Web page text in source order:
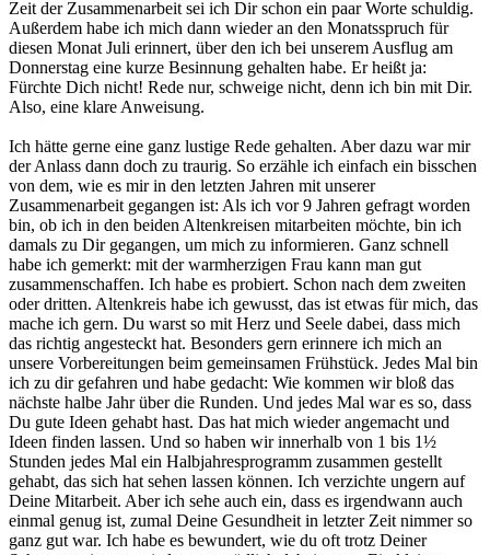
Zeit der Zusammenarbeit sei ich Dir schon ein paar Worte schuldig.
Außerdem habe ich mich dann wieder an den Monatsspruch für
diesen Monat Juli erinnert, über den ich bei unserem Ausflug am
Donnerstag eine kurze Besinnung gehalten habe. Er heißt ja:
Fürchte Dich nicht! Rede nur, schweige nicht, denn ich bin mit Dir.
Also, eine klare Anweisung.
Ich hätte gerne eine ganz lustige Rede gehalten. Aber dazu war mir
der Anlass dann doch zu traurig. So erzähle ich einfach ein bisschen
von dem, wie es mir in den letzten Jahren mit unserer
Zusammenarbeit gegangen ist: Als ich vor 9 Jahren gefragt worden
bin, ob ich in den beiden Altenkreisen mitarbeiten möchte, bin ich
damals zu Dir gegangen, um mich zu informieren. Ganz schnell
habe ich gemerkt: mit der warmherzigen Frau kann man gut
zusammenschaffen. Ich habe es probiert. Schon nach dem zweiten
oder dritten. Altenkreis habe ich gewusst, das ist etwas für mich, das
mache ich gern. Du warst so mit Herz und Seele dabei, dass mich
das richtig angesteckt hat. Besonders gern erinnere ich mich an
unsere Vorbereitungen beim gemeinsamen Frühstück. Jedes Mal bin
ich zu dir gefahren und habe gedacht: Wie kommen wir bloß das
nächste halbe Jahr über die Runden. Und jedes Mal war es so, dass
Du gute Ideen gehabt hast. Das hat mich wieder angemacht und
Ideen finden lassen. Und so haben wir innerhalb von 1 bis 1½
Stunden jedes Mal ein Halbjahresprogramm zusammen gestellt
gehabt, das sich hat sehen lassen können. Ich verzichte ungern auf
Deine Mitarbeit. Aber ich sehe auch ein, dass es irgendwann auch
einmal genug ist, zumal Deine Gesundheit in letzter Zeit nimmer so
ganz gut war. Ich habe es bewundert, wie du oft trotz Deiner